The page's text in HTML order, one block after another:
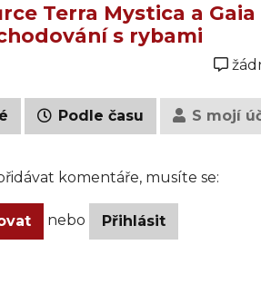
Terra Mystica a
s rybami
Podle času S mojí
komentáře, musíte se:
nebo Přihlásit